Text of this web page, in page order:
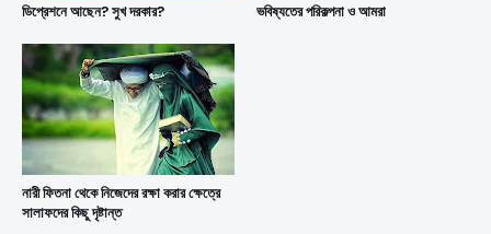
ডিপ্রেশনে আছেন? সুখ দরকার? ভবিষ্যতের পরিকল্পনা ও আমরা
নারী ফিতনা থেকে নিজেদের রক্ষা করার ক্ষেত্রে
সালাফদের কিছু দৃষ্টান্ত